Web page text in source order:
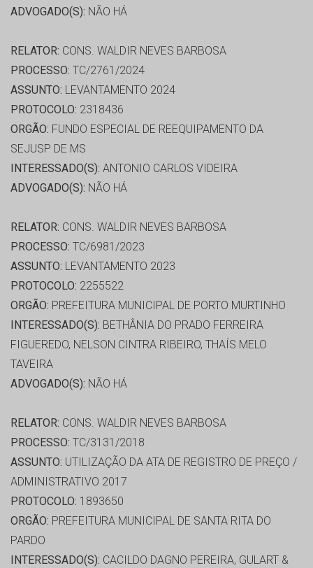
ADVOGADO(S): NÃO HÁ
RELATOR: CONS. WALDIR NEVES BARBOSA
PROCESSO: TC/2761/2024
ASSUNTO: LEVANTAMENTO 2024
PROTOCOLO: 2318436
ORGÃO: FUNDO ESPECIAL DE REEQUIPAMENTO DA
SEJUSP DE MS
INTERESSADO(S): ANTONIO CARLOS VIDEIRA
ADVOGADO(S): NÃO HÁ
RELATOR: CONS. WALDIR NEVES BARBOSA
PROCESSO: TC/6981/2023
ASSUNTO: LEVANTAMENTO 2023
PROTOCOLO: 2255522
ORGÃO: PREFEITURA MUNICIPAL DE PORTO MURTINHO
INTERESSADO(S): BETHÂNIA DO PRADO FERREIRA
FIGUEREDO, NELSON CINTRA RIBEIRO, THAÍS MELO
TAVEIRA
ADVOGADO(S): NÃO HÁ
RELATOR: CONS. WALDIR NEVES BARBOSA
PROCESSO: TC/3131/2018
ASSUNTO: UTILIZAÇÃO DA ATA DE REGISTRO DE PREÇO /
ADMINISTRATIVO 2017
PROTOCOLO: 1893650
ORGÃO: PREFEITURA MUNICIPAL DE SANTA RITA DO
PARDO
INTERESSADO(S): CACILDO DAGNO PEREIRA, GULART &